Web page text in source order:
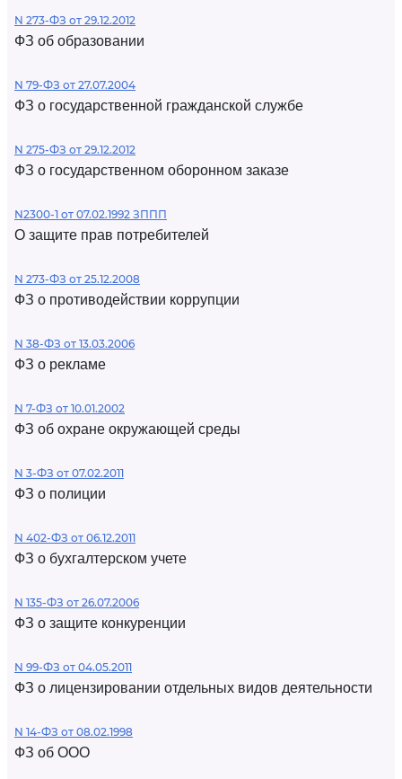
N 273-ФЗ от 29.12.2012
ФЗ об образовании
N 79-ФЗ от 27.07.2004
ФЗ о государственной гражданской службе
N 275-ФЗ от 29.12.2012
ФЗ о государственном оборонном заказе
N2300-1 от 07.02.1992 ЗППП
О защите прав потребителей
N 273-ФЗ от 25.12.2008
ФЗ о противодействии коррупции
N 38-ФЗ от 13.03.2006
ФЗ о рекламе
N 7-ФЗ от 10.01.2002
ФЗ об охране окружающей среды
N 3-ФЗ от 07.02.2011
ФЗ о полиции
N 402-ФЗ от 06.12.2011
ФЗ о бухгалтерском учете
N 135-ФЗ от 26.07.2006
ФЗ о защите конкуренции
N 99-ФЗ от 04.05.2011
ФЗ о лицензировании отдельных видов деятельности
N 14-ФЗ от 08.02.1998
ФЗ об ООО